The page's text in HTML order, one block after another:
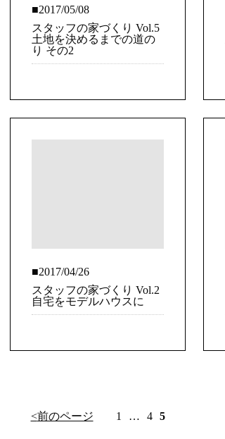
■2017/05/08
スタッフの家づくり Vol.5
土地を決めるまでの道の
り その2
■2017/04/26
スタッフの家づくり Vol.2
自宅をモデルハウスに
前のページ 1 … 4 5